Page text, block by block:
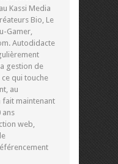
Kassi Media
Bio, Le
Gamer,
Autodidacte
gestion de
qui touche
au
fait maintenant
ans
web,